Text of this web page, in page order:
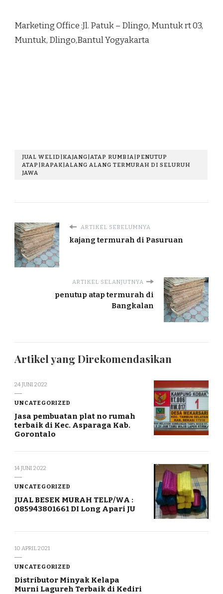
Marketing Office :Jl. Patuk – Dlingo, Muntuk rt 03,
Muntuk, Dlingo,Bantul Yogyakarta
JUAL WELID|KAJANG|ATAP RUMBIA|PENUTUP
ATAP|RAPAK|ALANG ALANG TERMURAH DI SELURUH
JAWA
ARTIKEL SEBELUMNYA
kajang termurah di Pasuruan
ARTIKEL SELANJUTNYA
penutup atap termurah di
Bangkalan
Artikel yang Direkomendasikan
24 JUNI 2022
UNCATEGORIZED
Jasa pembuatan plat no rumah
terbaik di Kec. Asparaga Kab.
Gorontalo
14 JUNI 2022
UNCATEGORIZED
JUAL BESEK MURAH TELP/WA :
085943801661 DI Long Apari JU
10 APRIL 2021
UNCATEGORIZED
Distributor Minyak Kelapa
Murni Lagureh Terbaik di Kediri